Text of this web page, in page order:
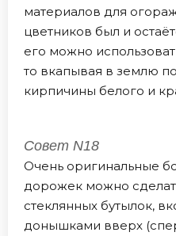
материалов для
цветников был и
его можно
то вкапывая в землю
кирпичины белого и
Совет N18
Очень оригинальные
дорожек можно
стеклянных бутылок,
донышками вверх